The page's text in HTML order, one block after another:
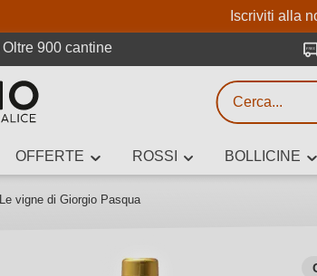
Iscriviti alla
Oltre 900 cantine
OFFERTE ROSSI BOLLICINE
Le vigne di Giorgio Pasqua
Ricerca vini
Inserisci almeno 3 caratteri